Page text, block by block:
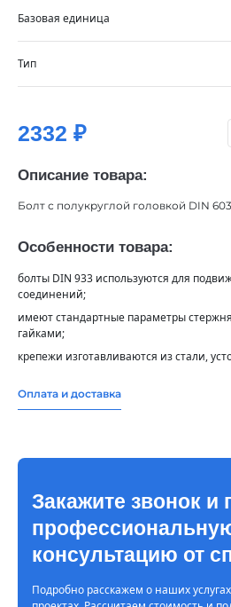
Базовая единица
Тип
2332 ₽
Описание товара:
Болт с полукруглой головкой DIN
Особенности товара:
болты DIN 933 используются для
соединений;
имеют стандартные параметры
гайками;
крепежи изготавливаются из стали,
Оплата и доставка
Закажите звонок и
консультацию от
Подробно расскажем о наших